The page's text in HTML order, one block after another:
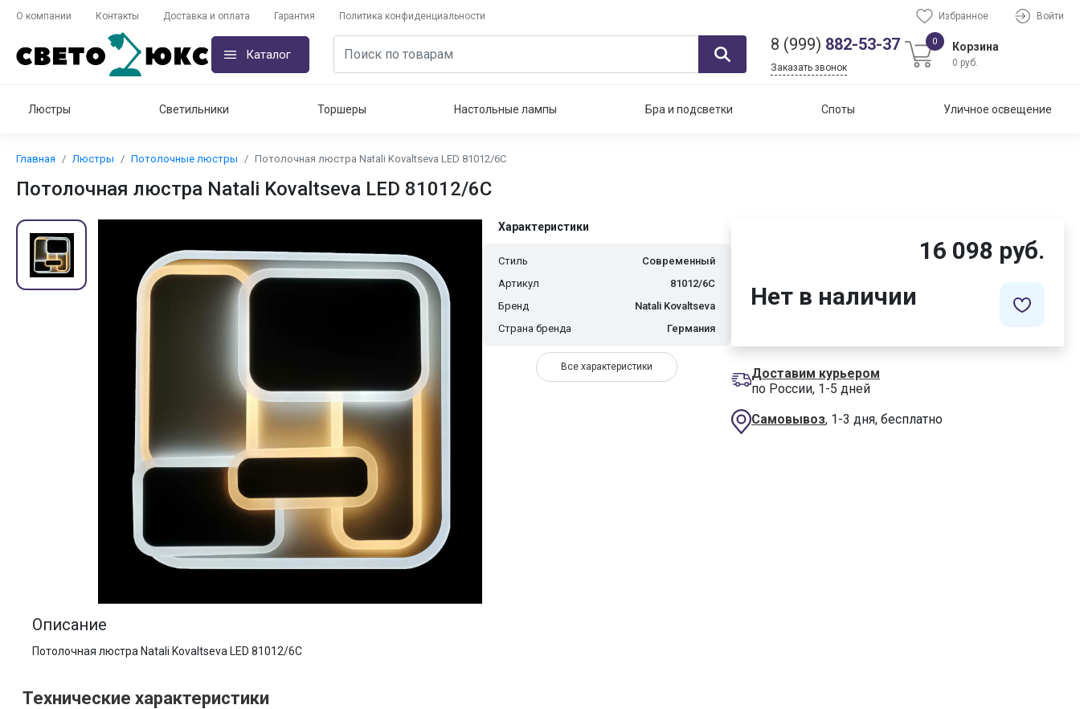
О компании Контакты Доставка и оплата Гарантия Политика конфиденциальности Избранное Войти
Каталог
8 (999) 882-53-37
Заказать звонок
0 Корзина
0 руб.
Люстры Светильники Торшеры Настольные лампы Бра и подсветки Споты Уличное освещение
Главная Люстры Потолочные люстры Потолочная люстра Natali Kovaltseva LED 81012/6C
Потолочная люстра Natali Kovaltseva LED 81012/6C
Характеристики
Стиль
Современный
Артикул
81012/6C
Бренд
Natali Kovaltseva
Страна бренда
Германия
Все характеристики
16 098 руб.
Нет в наличии
Доставим курьером
по России, 1-5 дней
Самовывоз, 1-3 дня, бесплатно
Описание
Потолочная люстра Natali Kovaltseva LED 81012/6C
Технические характеристики